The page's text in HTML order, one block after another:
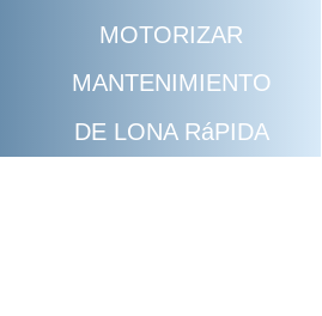
MOTORIZAR
MANTENIMIENTO
DE LONA RáPIDA